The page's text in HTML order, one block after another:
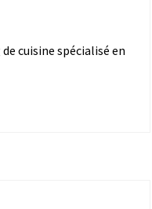
cuisine spécialisé en